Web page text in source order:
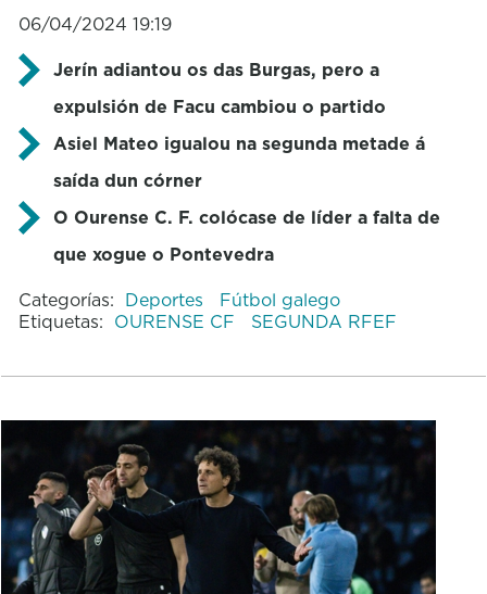
06/04/2024 19:19
Jerín adiantou os das Burgas, pero a
expulsión de Facu cambiou o partido
Asiel Mateo igualou na segunda metade á
saída dun córner
O Ourense C. F. colócase de líder a falta de
que xogue o Pontevedra
Categorías: Deportes
Fútbol galego
Etiquetas: OURENSE CF SEGUNDA RFEF